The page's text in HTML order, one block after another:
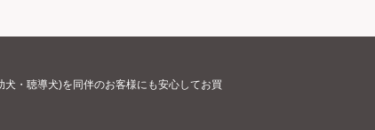
・聴導犬)を同伴のお客様にも安心してお買